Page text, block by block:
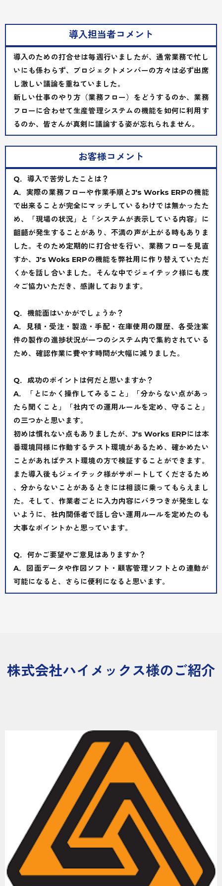
J’s Works ERP -生産管理システム-
FLEXSCHE
特長
資料請求・ご相談
導入担当者コメント
導入のための打合せは毎週行いましたが、通常業務で忙し
いにも係わらず、プロジェクトメンバーの方々は必ず出席
し激しい議論を重ねていました。
新しい仕事のやり方（業務フロー）をどうするのか、業務
フローに合わせて生産管理システムの機能を如何に利用す
るのか、皆さんが真剣に議論する姿が忘れられません。
お客様コメント
Q．導入で苦労したことは？
A．実際の業務フローや作業手順とJ's Works ERPの機能
で出来ることが完全にマッチしているわけでは無かったた
め、「現場の状況」と「システムが表示している内容」に
齟齬が発生することがあり、不満の声が上がる時もありま
した。そのため定期的に打合せを行い、業務フローを見直
すか、J's Woks ERPの機能を弊社用に作り替えていただ
くかを話し合いました。そんな中でジェイテック様にも度
々ご協力いただき、感謝しております。
Q．機能面はいかがでしょうか？
A．見積・受注・製造・手配・在庫使用の履歴、各受注案
件の製作の進捗状況が一つのシステム内で集約されている
ため、確認作業に費やす時間が大幅に減りました。
Q．成功のポイントは何だと思いますか？
A．「とにかく操作してみること」「分からない点があっ
たら聞くこと」「社内での運用ルールを定め、守ること」
の三つかと思います。
初めは慣れない点もありましたが、J's Works ERPには本
番環境同様に作動するテスト環境があるため、確かめたい
ことがあればテスト環境の方で検証することができます。
また導入後もジェイテック様がサポートしてくださるため
、分からないことがあるときには相談に乗ってもらえまし
た。そして、作業者ごとに入力内容にバラつきが発生しな
いように、社内関係者で話し合い運用ルールを定めたのも
大事なポイントかと思っています。
Q．何かご要望やご意見はありますか？
A．図面データや作図ソフト・顧客管理ソフトとの連動が
可能になると、さらに便利になると思います。
株式会社ハイメックス様のご紹介